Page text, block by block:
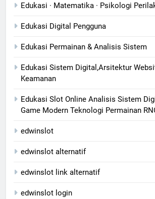
Edukasi · Matematika · Psikologi
Edukasi Digital Pengguna
Edukasi Permainan & Analisis Sistem
Edukasi Sistem Digital,Arsitektur
Keamanan
Edukasi Slot Online Analisis Sistem
Game Modern Teknologi Permainan
edwinslot
edwinslot alternatif
edwinslot link alternatif
edwinslot login